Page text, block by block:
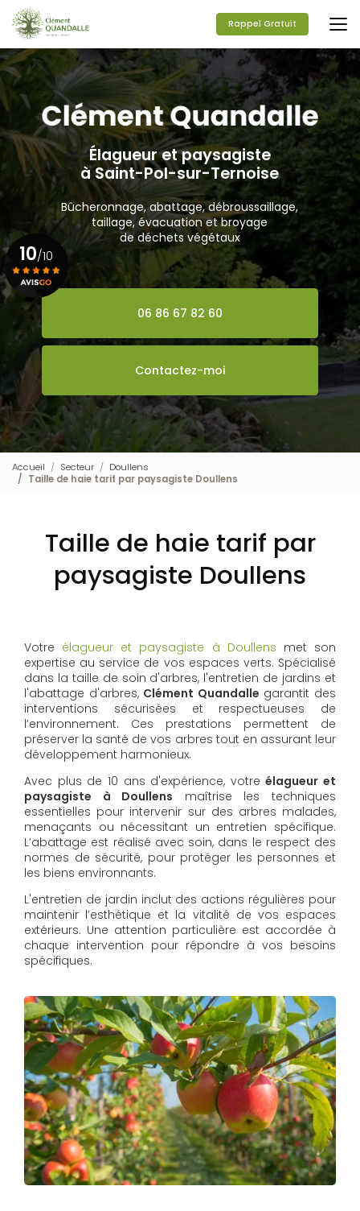
Aller
au
contenu
principal
Rappel Gratuit
Élagueur et paysagiste
à Saint-Pol-sur-Ternoise
Bûcheronnage, abattage, débroussaillage,
taillage, évacuation et broyage
de déchets végétaux
06 86 67 82 60
Contactez-moi
10/10
Voir le certificat
Accueil Secteur
Doullens
Taille de haie tarif par paysagiste Doullens
Taille de haie tarif par
paysagiste Doullens
Votre élagueur et paysagiste à Doullens met son
expertise au service de vos espaces verts. Spécialisé
dans la taille de soin d'arbres, l'entretien de jardins et
l'abattage d'arbres, Clément Quandalle garantit des
interventions sécurisées et respectueuses de
l’environnement. Ces prestations permettent de
préserver la santé de vos arbres tout en assurant leur
développement harmonieux.
Avec plus de 10 ans d'expérience, votreélagueur et
paysagiste à Doullens maîtrise les techniques
essentielles pour intervenir sur des arbres malades,
menaçants ou nécessitant un entretien spécifique.
L’abattage est réalisé avec soin, dans le respect des
normes de sécurité, pour protéger les personnes et
les biens environnants.
L'entretien de jardin inclut des actions régulières pour
maintenir l’esthétique et la vitalité de vos espaces
extérieurs. Une attention particulière est accordée à
chaque intervention pour répondre à vos besoins
spécifiques.